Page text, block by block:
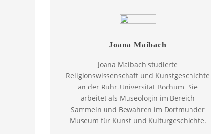
Joana Maibach
Joana Maibach studierte
Religionswissenschaft und Kunstgeschichte
an der Ruhr-Universität Bochum. Sie
arbeitet als Museologin im Bereich
Sammeln und Bewahren im Dortmunder
Museum für Kunst und Kulturgeschichte.